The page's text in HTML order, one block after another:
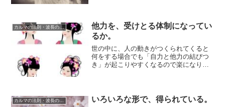
カルマの法則・波長の法則
他力を、受けとる体制になってい
るか。
世の中に、人の動きがつくられてくると
何をする場合でも「自力と他力の結びつ
き」が起こりやすくなるので楽になりま
カルマの法則・波長の法則 いろいろな形で、得られている。